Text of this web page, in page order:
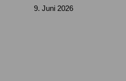
9. Juni 2026